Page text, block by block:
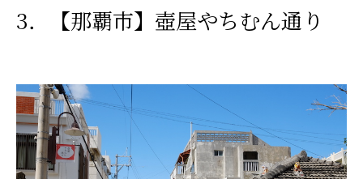
3．【那覇市】壺屋やちむん通り